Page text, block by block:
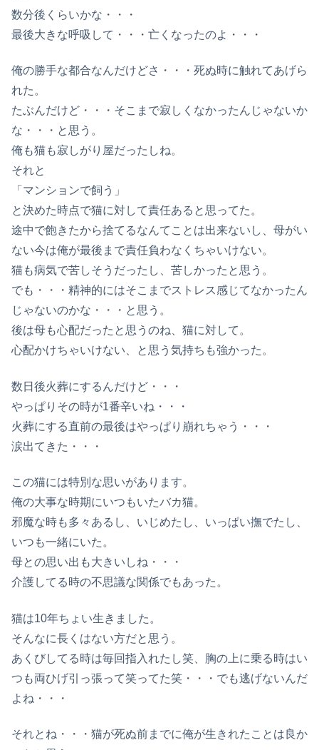
数分後くらいかな・・・
最後大きな呼吸して・・・亡くなったのよ・・・
俺の勝手な都合なんだけどさ・・・死ぬ時に触れてあげら
れた。
たぶんだけど・・・そこまで寂しくなかったんじゃないか
な・・・と思う。
俺も猫も寂しがり屋だったしね。
それと
「マンションで飼う」
と決めた時点で猫に対して責任あると思ってた。
途中で飽きたから捨てるなんてことは出来ないし、母がい
ない今は俺が最後まで責任負わなくちゃいけない。
猫も病気で苦しそうだったし、苦しかったと思う。
でも・・・精神的にはそこまでストレス感じてなかったん
じゃないのかな・・・と思う。
後は母も心配だったと思うのね、猫に対して。
心配かけちゃいけない、と思う気持ちも強かった。
数日後火葬にするんだけど・・・
やっぱりその時が1番辛いね・・・
火葬にする直前の最後はやっぱり崩れちゃう・・・
涙出てきた・・・
この猫には特別な思いがあります。
俺の大事な時期にいつもいたバカ猫。
邪魔な時も多々あるし、いじめたし、いっぱい撫でたし、
いつも一緒にいた。
母との思い出も大きいしね・・・
介護してる時の不思議な関係でもあった。
猫は10年ちょい生きました。
そんなに長くはない方だと思う。
あくびしてる時は毎回指入れたし笑、胸の上に乗る時はい
つも両ひげ引っ張って笑ってた笑・・・でも逃げないんだ
よね・・・
それとね・・・猫が死ぬ前までに俺が生きれたことは良か